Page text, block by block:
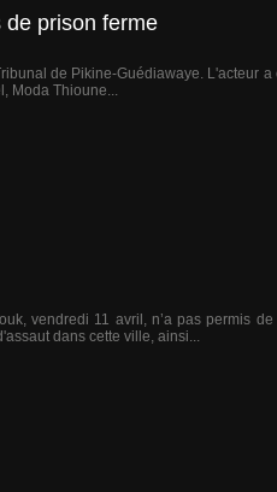
de prison ferme
de Pikine-Guédiawaye. L'acteur
Moda Thioune...
vendredi 11 avril, n’a pas permis
dans cette ville, ainsi...